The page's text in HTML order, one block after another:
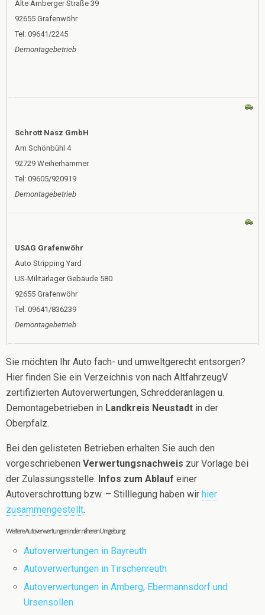
Alte Amberger Straße 39
92655 Grafenwöhr
Tel: 09641/2245
Demontagebetrieb
Schrott Nasz GmbH
Am Schönbühl 4
92729 Weiherhammer
Tel: 09605/920919
Demontagebetrieb
USAG Grafenwöhr
Auto Stripping Yard
US-Militärlager Gebäude 580
92655 Grafenwöhr
Tel: 09641/836239
Demontagebetrieb
Sie möchten Ihr Auto fach- und umweltgerecht entsorgen?
Hier finden Sie ein Verzeichnis von nach AltfahrzeugV
zertifizierten Autoverwertungen, Schredderanlagen u.
Demontagebetrieben in Landkreis Neustadt in der
Oberpfalz.
Bei den gelisteten Betrieben erhalten Sie auch den
vorgeschriebenen Verwertungsnachweis zur Vorlage bei
der Zulassungsstelle. Infos zum Ablauf einer
Autoverschrottung bzw. – Stilllegung haben wir hier
zusammengestellt.
Weitere Autoverwertungen in der näheren Umgebung
Autoverwertungen in Bayreuth
Autoverwertungen in Tirschenreuth
Autoverwertungen in Amberg, Ebermannsdorf und
Ursensollen